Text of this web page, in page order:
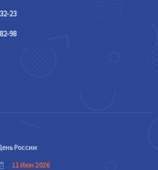
23
98
России
11 Июн 2026